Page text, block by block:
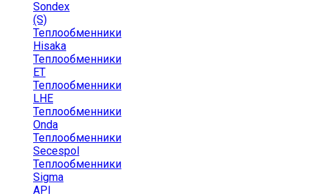
Sondex
(S)
Теплообменники
Hisaka
Теплообменники
ЕТ
Теплообменники
LHE
Теплообменники
Onda
Теплообменники
Secespol
Теплообменники
Sigma
API